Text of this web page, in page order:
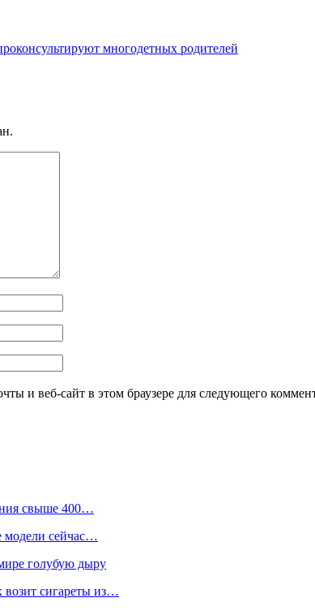
многодетных родителей
и веб-сайт в этом браузере для следующего
свыше 400…
модели сейчас…
голубую дыру
возит сигареты из…